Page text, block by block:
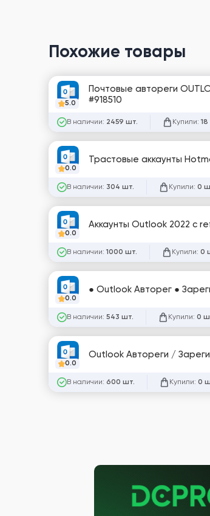
Похожие товары
5.0
Почтовые автореги
#918510
В наличии: 2459 шт. Купили:
0.0
Трастовые аккаунты
В наличии: 304 шт. Купили: 0
0.0
Аккаунты Outlook 2022 с
В наличии: 1000 шт. Купили: 0
0.0
● Outlook Авторег ●
В наличии: 543 шт. Купили: 0
0.0
В наличии: 600 шт. Купили: 0